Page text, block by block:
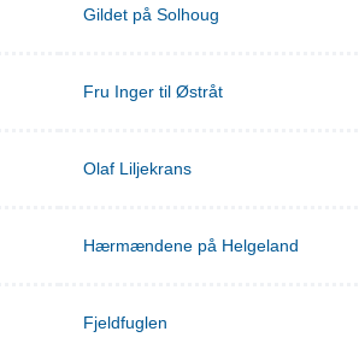
Gildet på Solhoug
Fru Inger til Østråt
Olaf Liljekrans
Hærmændene på Helgeland
Fjeldfuglen